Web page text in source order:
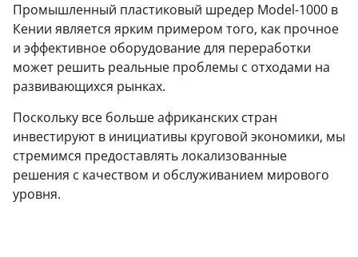
Промышленный пластиковый шредер Model-1000 в
Кении является ярким примером того, как прочное
и эффективное оборудование для переработки
может решить реальные проблемы с отходами на
развивающихся рынках.
Поскольку все больше африканских стран
инвестируют в инициативы круговой экономики, мы
стремимся предоставлять локализованные
решения с качеством и обслуживанием мирового
уровня.